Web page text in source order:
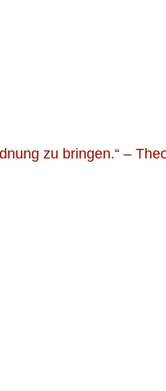
zu bringen.“ –